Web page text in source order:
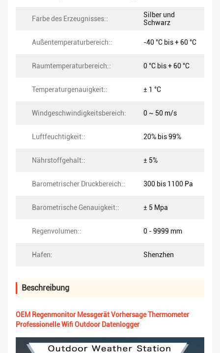
Farbe des Erzeugnisses::
Silber und
Schwarz
Außentemperaturbereich:: -40 °C bis + 60 °C
Raumtemperaturbereich:: 0 °C bis + 60 °C
Temperaturgenauigkeit:: ± 1 °C
Windgeschwindigkeitsbereich: 0 ~ 50 m/s
Luftfeuchtigkeit:: 20% bis 99%
Nährstoffgehalt:: ± 5%
Barometrischer Druckbereich:: 300 bis 1100 Pa
Barometrische Genauigkeit:: ± 5 Mpa
Regenvolumen:: 0 - 9999 mm
Hafen: Shenzhen
Beschreibung
OEM Regenmonitor Messgerät Vorhersage Thermometer
Professionelle Wifi Outdoor Datenlogger